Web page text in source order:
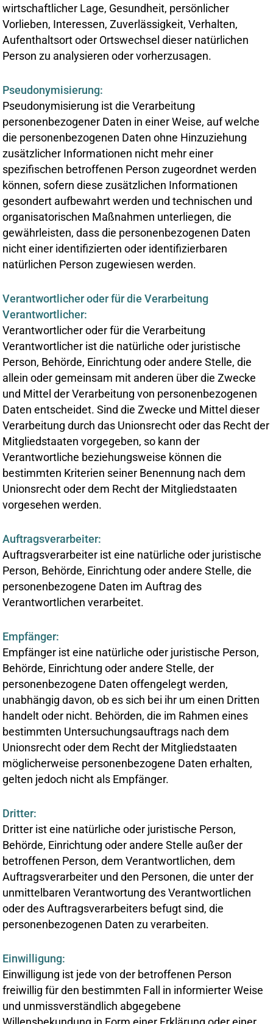
wirtschaftlicher Lage, Gesundheit, persönlicher
Vorlieben, Interessen, Zuverlässigkeit, Verhalten,
Aufenthaltsort oder Ortswechsel dieser natürlichen
Person zu analysieren oder vorherzusagen.
Pseudonymisierung:
Pseudonymisierung ist die Verarbeitung
personenbezogener Daten in einer Weise, auf welche
die personenbezogenen Daten ohne Hinzuziehung
zusätzlicher Informationen nicht mehr einer
spezifischen betroffenen Person zugeordnet werden
können, sofern diese zusätzlichen Informationen
gesondert aufbewahrt werden und technischen und
organisatorischen Maßnahmen unterliegen, die
gewährleisten, dass die personenbezogenen Daten
nicht einer identifizierten oder identifizierbaren
natürlichen Person zugewiesen werden.
Verantwortlicher oder für die Verarbeitung
Verantwortlicher:
Verantwortlicher oder für die Verarbeitung
Verantwortlicher ist die natürliche oder juristische
Person, Behörde, Einrichtung oder andere Stelle, die
allein oder gemeinsam mit anderen über die Zwecke
und Mittel der Verarbeitung von personenbezogenen
Daten entscheidet. Sind die Zwecke und Mittel dieser
Verarbeitung durch das Unionsrecht oder das Recht der
Mitgliedstaaten vorgegeben, so kann der
Verantwortliche beziehungsweise können die
bestimmten Kriterien seiner Benennung nach dem
Unionsrecht oder dem Recht der Mitgliedstaaten
vorgesehen werden.
Auftragsverarbeiter:
Auftragsverarbeiter ist eine natürliche oder juristische
Person, Behörde, Einrichtung oder andere Stelle, die
personenbezogene Daten im Auftrag des
Verantwortlichen verarbeitet.
Empfänger:
Empfänger ist eine natürliche oder juristische Person,
Behörde, Einrichtung oder andere Stelle, der
personenbezogene Daten offengelegt werden,
unabhängig davon, ob es sich bei ihr um einen Dritten
handelt oder nicht. Behörden, die im Rahmen eines
bestimmten Untersuchungsauftrags nach dem
Unionsrecht oder dem Recht der Mitgliedstaaten
möglicherweise personenbezogene Daten erhalten,
gelten jedoch nicht als Empfänger.
Dritter:
Dritter ist eine natürliche oder juristische Person,
Behörde, Einrichtung oder andere Stelle außer der
betroffenen Person, dem Verantwortlichen, dem
Auftragsverarbeiter und den Personen, die unter der
unmittelbaren Verantwortung des Verantwortlichen
oder des Auftragsverarbeiters befugt sind, die
personenbezogenen Daten zu verarbeiten.
Einwilligung:
Einwilligung ist jede von der betroffenen Person
freiwillig für den bestimmten Fall in informierter Weise
und unmissverständlich abgegebene